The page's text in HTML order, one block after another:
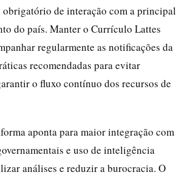
obrigatório de interação com a principal
do país. Manter o Currículo Lattes
regularmente as notificações da
recomendadas para evitar
o fluxo contínuo dos recursos de
aponta para maior integração com
e uso de inteligência
análises e reduzir a burocracia. O